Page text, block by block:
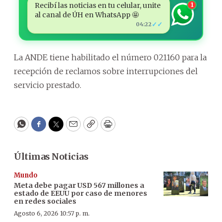
Recibí las noticias en tu celular, unite
al canal de ÚH en WhatsApp 🤩
04:22 ✓✓
1
La ANDE tiene habilitado el número 021160 para la
recepción de reclamos sobre interrupciones del
servicio prestado.
WhatsApp
Facebook
Twitter
EmailCopyPrint
Últimas Noticias
Mundo
Meta debe pagar USD 567 millones a
estado de EEUU por caso de menores
en redes sociales
Agosto 6, 2026 10:57 p. m.